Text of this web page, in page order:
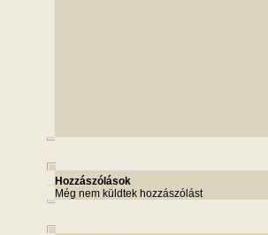
Hozzászólások
Még nem küldtek hozzászólást